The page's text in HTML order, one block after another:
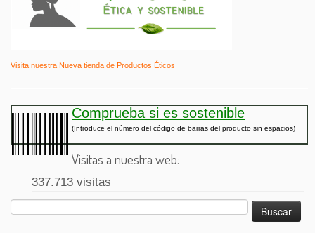
Visita nuestra Nueva tienda de Productos Éticos
Comprueba si es sostenible
(Introduce el número del código de barras del producto sin espacios)
Visitas a nuestra web:
337.713 visitas